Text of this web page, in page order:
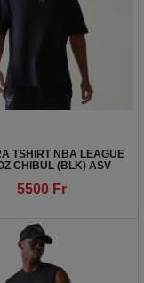
TSHIRT NBA LEAGUE
CHIBUL (BLK) ASV
5500 Fr